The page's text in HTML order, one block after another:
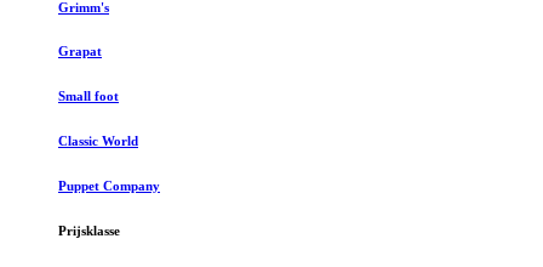
Grimm's
Grapat
Small foot
Classic World
Puppet Company
Prijsklasse